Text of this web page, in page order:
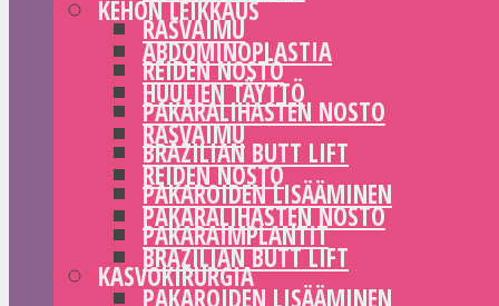
RASVAIMU
REIDEN NOSTO
PAKARALIHASTEN NOSTO
BRAZILIAN BUTT LIFT
PAKAROIDEN LISÄÄMINEN
PAKARAIMPLANTIT
KASVOKIRURGIA
KEHON LEIKKAUS
ABDOMINOPLASTIA
HUULIEN TÄYTTÖ
RASVAIMU
REIDEN NOSTO
PAKARALIHASTEN NOSTO
BRAZILIAN BUTT LIFT
PAKAROIDEN LISÄÄMINEN